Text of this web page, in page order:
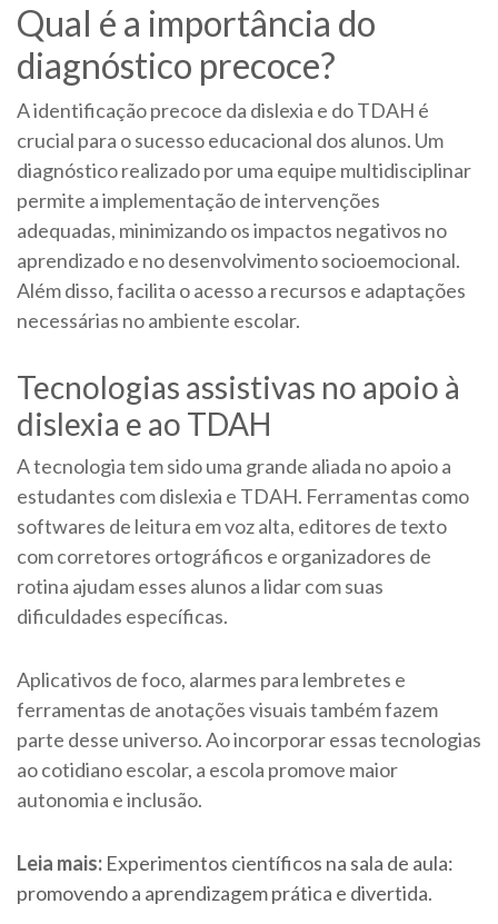
Qual é a importância do
diagnóstico precoce?
A identificação precoce da dislexia e do TDAH é
crucial para o sucesso educacional dos alunos. Um
diagnóstico realizado por uma equipe multidisciplinar
permite a implementação de intervenções
adequadas, minimizando os impactos negativos no
aprendizado e no desenvolvimento socioemocional.
Além disso, facilita o acesso a recursos e adaptações
necessárias no ambiente escolar.
Tecnologias assistivas no apoio à
dislexia e ao TDAH
A tecnologia tem sido uma grande aliada no apoio a
estudantes com dislexia e TDAH. Ferramentas como
softwares de leitura em voz alta, editores de texto
com corretores ortográficos e organizadores de
rotina ajudam esses alunos a lidar com suas
dificuldades específicas.
Aplicativos de foco, alarmes para lembretes e
ferramentas de anotações visuais também fazem
parte desse universo. Ao incorporar essas tecnologias
ao cotidiano escolar, a escola promove maior
autonomia e inclusão.
Leia mais: Experimentos científicos na sala de aula:
promovendo a aprendizagem prática e divertida.